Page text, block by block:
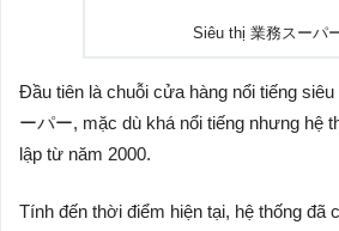
Siêu thị 業務スーパ
Đầu tiên là chuỗi cửa hàng nổi tiếng
ーパー, mặc dù khá nổi tiếng nhưng hệ
lập từ năm 2000.
Tính đến thời điểm hiện tại, hệ thống đã